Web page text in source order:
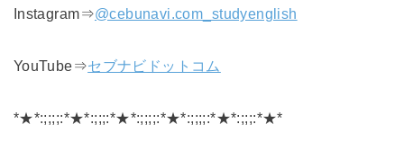
Instagram⇒@cebunavi.com_studyenglish
YouTube⇒セブナビドットコム
*★*:;;;;:*★*:;;;:*★*:;;;;:*★*:;;;;:*★*:;;;:*★*